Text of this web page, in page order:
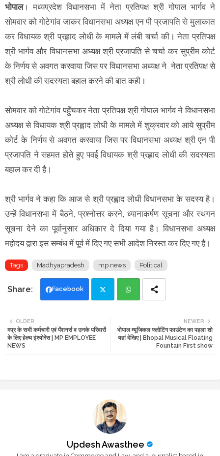
भोपाल। मध्यप्रदेश विधानसभा में नेता प्रतिपक्ष श्री गोपाल भार्गव ने
सोमवार को गोटेगांव जाकर विधानसभा अध्यक्ष एन पी प्रजापति से मुलाकात
कर विधायक श्री प्रह्लाद लोधी के मामले में लंबी चर्चा की। नेता प्रतिपक्ष
श्री भार्गव और विधानसभा अध्यक्ष श्री प्रजापति से चर्चा कर सुप्रीम कोर्ट
के निर्णय से अवगत करवाया जिस पर विधानसभा अध्यक्ष ने नेता प्रतिपक्ष से
श्री लोधी की सदस्यता बहाल करने की बात कही।
सोमवार को गोटेगांव पहुँचकर नेता प्रतिपक्ष श्री गोपाल भार्गव ने विधानसभा
अध्यक्ष से विधायक श्री प्रह्लाद लोधी के मामले में शुक्रवार को आये सुप्रीम
कोर्ट के निर्णय से अवगत करवाया जिस पर विधानसभा अध्यक्ष श्री एन पी
प्रजापति ने सहमत होते हुए पवई विधायक श्री प्रह्लाद लोधी की सदस्यता
बहाल कर दी है।
श्री भार्गव ने कहा कि आज से श्री प्रह्लाद लोधी विधानसभा के सदस्य है।
उन्हें विधानसभा में बैठने, प्रश्नोत्तर करने, ध्यानाकर्षण सूचना और स्थगन
सूचना देने का पूर्वानुसार अधिकार दे दिया गया है। विधानसभा अध्यक्ष
महोदय द्वारा इस सम्बंध में पूर्व में दिए गए सभी आदेश निरस्त कर दिए गए है।
Tags Madhyapradesh mp news Political
Facebook
tte ats
NEWER
भोपाल म्यूजिकल फ्लोटिंग फाउंटेन का पहला शो
यहां देखिए | Bhopal Musical Floating
Fountain First show
OLDER
मप्र के सभी कर्मचारी एवं पेंशनर्स व उनके परिवारों
के लिए हेल्थ इंश्योरेंस | MP EMPLOYEE
NEWS
Updesh Awasthee